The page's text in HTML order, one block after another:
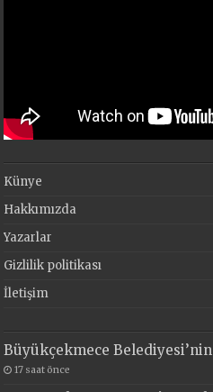
Künye
Hakkımızda
Yazarlar
Gizlilik politikası
İletişim
Büyükçekmece
17 saat önce